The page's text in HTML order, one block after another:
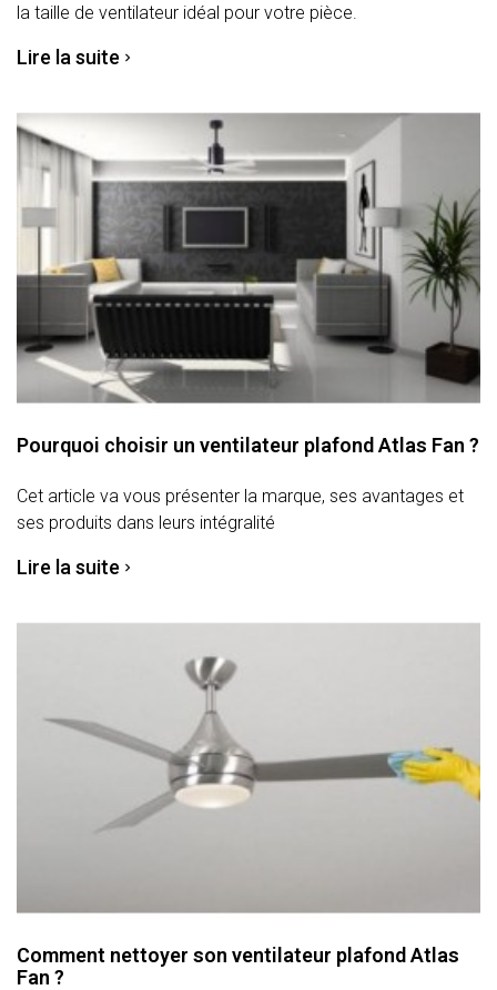
la taille de ventilateur idéal pour votre pièce.
Lire la suite
Pourquoi choisir un ventilateur plafond Atlas Fan ?
Cet article va vous présenter la marque, ses avantages et
ses produits dans leurs intégralité
Lire la suite
Comment nettoyer son ventilateur plafond Atlas
Fan ?